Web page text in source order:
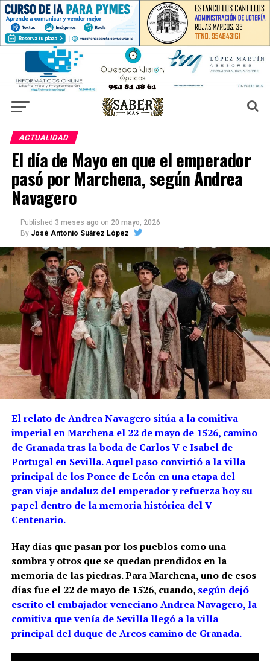
ACTUALIDAD
El día de Mayo en que el emperador
pasó por Marchena, según Andrea
Navagero
Published 3 meses ago on 20 mayo, 2026
By José Antonio Suárez López
El relato de Andrea Navagero sitúa a la comitiva
imperial en Marchena el 22 de mayo de 1526, camino
de Granada tras la boda de Carlos V e Isabel de
Portugal en Sevilla. Aquel paso convirtió a la villa
principal de los Ponce de León en una etapa del
gran viaje andaluz del emperador y refuerza hoy su
papel dentro de la memoria histórica del V
Centenario.
Hay días que pasan por los pueblos como una
sombra y otros que se quedan prendidos en la
memoria de las piedras. Para Marchena, uno de esos
días fue el 22 de mayo de 1526, cuando, según dejó
escrito el embajador veneciano Andrea Navagero, la
comitiva que venía de Sevilla llegó a la villa
principal del duque de Arcos camino de Granada.